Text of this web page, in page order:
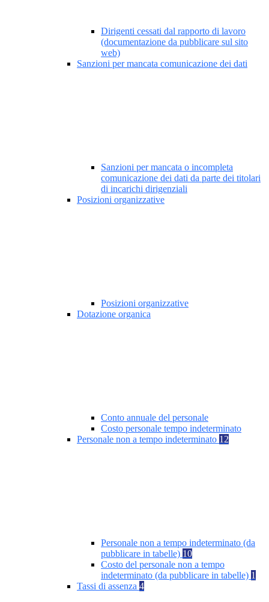
Dirigenti cessati dal rapporto di lavoro
(documentazione da pubblicare sul sito
web)
Sanzioni per mancata comunicazione dei dati
Sanzioni per mancata o incompleta
comunicazione dei dati da parte dei titolari
di incarichi dirigenziali
Posizioni organizzative
Posizioni organizzative
Dotazione organica
Conto annuale del personale
Costo personale tempo indeterminato
Personale non a tempo indeterminato 12
Personale non a tempo indeterminato (da
pubblicare in tabelle) 10
Costo del personale non a tempo
indeterminato (da pubblicare in tabelle) 1
Tassi di assenza 4